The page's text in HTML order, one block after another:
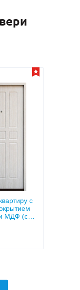
Быстрый просмотр
Арт-ММ1573
металлофиленкой,
темно-серым